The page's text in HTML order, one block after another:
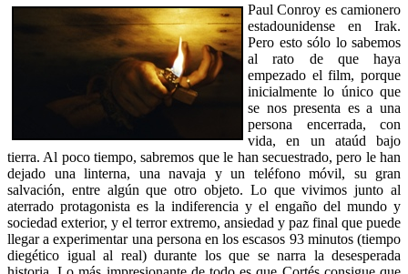
Paul Conroy es camionero
estadounidense en Irak.
Pero esto sólo lo sabemos
al rato de que haya
empezado el film, porque
inicialmente lo único que
se nos presenta es a una
persona encerrada, con
vida, en un ataúd bajo
tierra. Al poco tiempo, sabremos que le han secuestrado, pero le han
dejado una linterna, una navaja y un teléfono móvil, su gran
salvación, entre algún que otro objeto. Lo que vivimos junto al
aterrado protagonista es la indiferencia y el engaño del mundo y
sociedad exterior, y el terror extremo, ansiedad y paz final que puede
llegar a experimentar una persona en los escasos 93 minutos (tiempo
diegético igual al real) durante los que se narra la desesperada